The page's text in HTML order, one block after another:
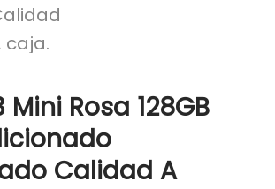
Mini Rosa 128GB
Calidad A